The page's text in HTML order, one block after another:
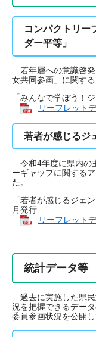
コンパクトリー
ダー平等」
若年層への意識啓発
女共同参画」に関す
「みんなで学ぼう！
リーフレット
若者が感じるジ
令和4年度に県内の
ーギャップに関する
た。
「若者が感じるジェ
月発行
リーフレット
統計データ等
過去に実施した県民
況を把握できるデー
委員参画状況を公開し